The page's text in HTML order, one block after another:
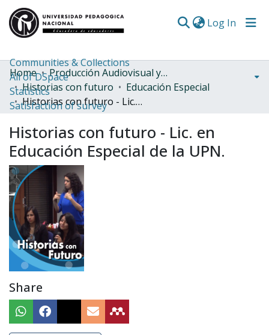
Log In
Communities & Collections
All of DSpace
Statistics
Satisfaction of survey
Home
Producción Audiovisual y Radial
Historias con futuro
Educación Especial
Historias con futuro - Lic. en Educación Especial de la UPN.
Historias con futuro - Lic. en
Educación Especial de la UPN.
Share